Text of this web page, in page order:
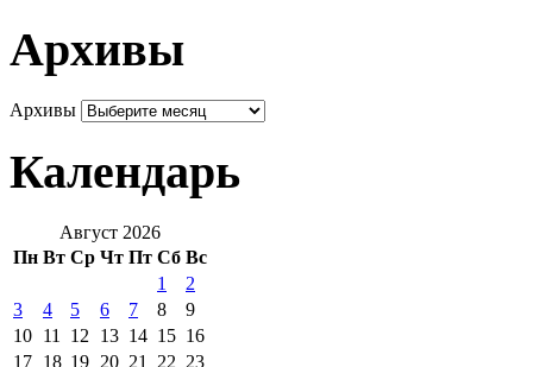
Архивы
Архивы
Календарь
Август 2026
Пн Вт Ср Чт Пт Сб Вс
1
2
3
4 5 6 7 8
9
10 11 12 13 14 15 16
17 18 19 20 21 22 23